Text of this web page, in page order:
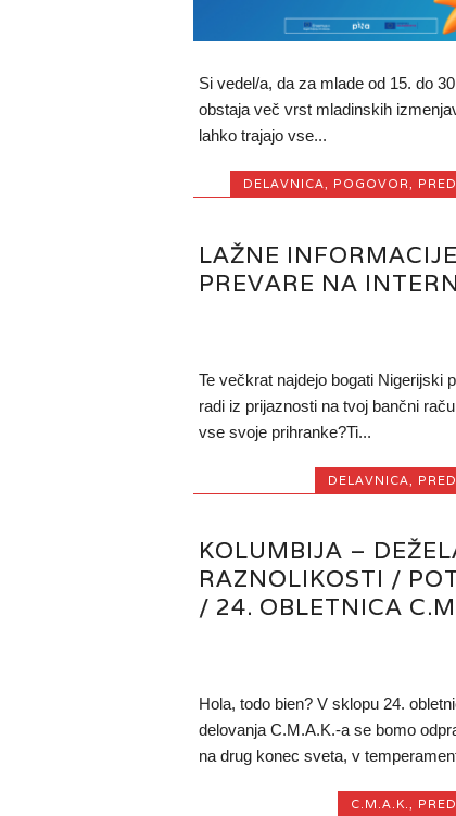
Si vedel/a, da za mlade od 15. do
obstaja več vrst mladinskih
lahko trajajo vse...
DELAVNICA, POGOVOR,
LAŽNE
PREVARE NA
Te večkrat najdejo bogati Nigerijski
radi iz prijaznosti na tvoj bančni
vse svoje prihranke?Ti...
DELAVNICA
KOLUMBIJA –
RAZNOLIKOSTI /
/ 24. OBLETNICA
Hola, todo bien? V sklopu 24.
delovanja C.M.A.K.-a se bomo
na drug konec sveta, v
C.M.A.K.